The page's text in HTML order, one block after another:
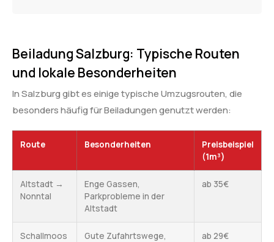
Beiladung Salzburg: Typische Routen
und lokale Besonderheiten
In Salzburg gibt es einige typische Umzugsrouten, die
besonders häufig für Beiladungen genutzt werden:
Route Besonderheiten
Preisbeispiel
(1m³)
Altstadt →
Nonntal
Enge Gassen,
Parkprobleme in der
Altstadt
ab 35€
Schallmoos
Gute Zufahrtswege,
ab 29€